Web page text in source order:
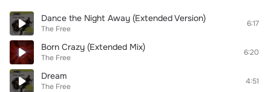
Dance the Night Away (Extended Version)
The Free
6:17
Born Crazy (Extended Mix)
The Free
6:20
Dream
The Free
4:51